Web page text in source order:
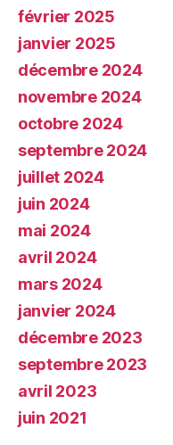
février 2025
janvier 2025
décembre 2024
novembre 2024
octobre 2024
septembre 2024
juillet 2024
juin 2024
mai 2024
avril 2024
mars 2024
janvier 2024
décembre 2023
septembre 2023
avril 2023
juin 2021